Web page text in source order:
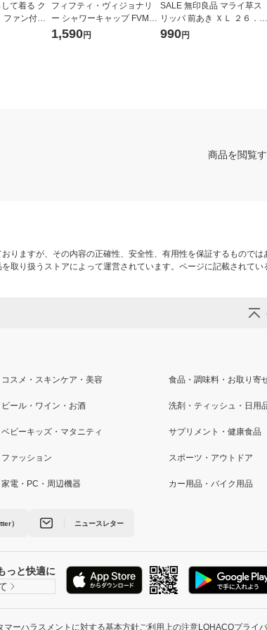
て着る ク
ファン付き
ベスト グ
フィフティ・ヴィジョナリ
ー シャワーキャップ FVMC-
001 1個（100枚入）
1,590円
SALE 無印良品 マライ草ス
リッパ 前あき ＸＬ ２６．
５〜２８ｃｍ用 チャコール
990円
商品を閲覧
りますが、その内容の正確性、安全性、有用性を保証するものでは
取り扱うストアによって運営されています。ページに記載されて
コスメ・スキンケア・美容 食品・調味料・お取り寄
ビール・ワイン・お酒 洗剤・ティッシュ・日用
ベビーキッズ・マタニティ サプリメント・健康食品
ファッション スポーツ・アウトドア
家電・PC・周辺機器 カー用品・バイク用品
） ニュースレター
っと快適に
マーハラスメントに対する基本方針ご利用上の注意LOHACOプライ